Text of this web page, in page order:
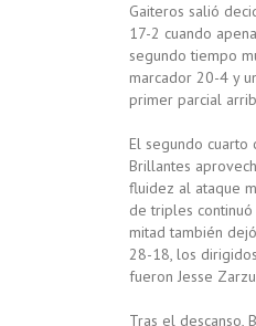
Gaiteros salió
17-2 cuando
segundo tiempo
marcador 20-4 y
primer parcial
El segundo cuarto
Brillantes
fluidez al ataque
de triples
mitad también
28-18, los
fueron Jesse
Tras el descanso,